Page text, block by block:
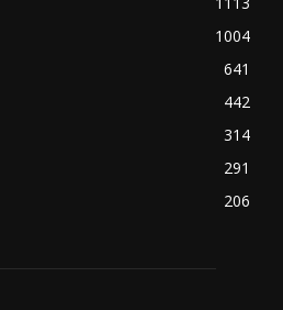
1004
641
442
314
291
206